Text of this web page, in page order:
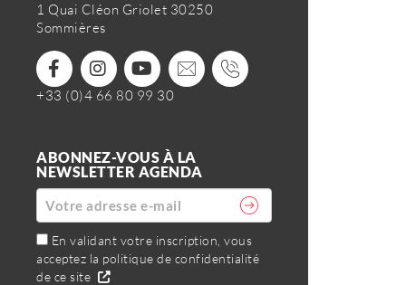
1 Quai Cléon Griolet 30250
Sommières
+33 (0)4 66 80 99 30
ABONNEZ-VOUS À LA
NEWSLETTER AGENDA
En validant votre inscription, vous
acceptez la politique de confidentialité
de ce site